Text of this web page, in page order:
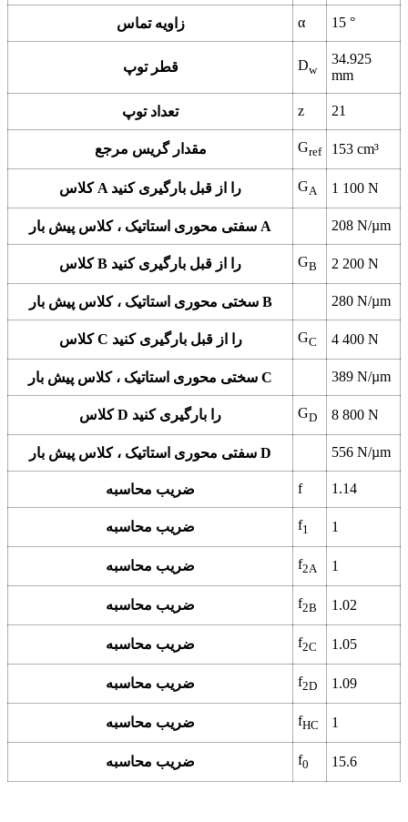
زاویه تماس α 15 °
قطر توپ Dw
34.925
mm
تعداد توپ z 21
مقدار گریس مرجع Gref 153 cm³
کلاس A را از قبل بارگیری کنید GA 1 100 N
سفتی محوری استاتیک ، کلاس پیش بار A 208 N/µm
کلاس B را از قبل بارگیری کنید GB 2 200 N
سختی محوری استاتیک ، کلاس پیش بار B 280 N/µm
کلاس C را از قبل بارگیری کنید GC 4 400 N
سختی محوری استاتیک ، کلاس پیش بار C 389 N/µm
کلاس D را بارگیری کنید GD 8 800 N
سفتی محوری استاتیک ، کلاس پیش بار D 556 N/µm
ضریب محاسبه f 1.14
ضریب محاسبه f1 1
ضریب محاسبه f2A 1
ضریب محاسبه f2B 1.02
ضریب محاسبه f2C 1.05
ضریب محاسبه f2D 1.09
ضریب محاسبه fHC 1
ضریب محاسبه f0 15.6